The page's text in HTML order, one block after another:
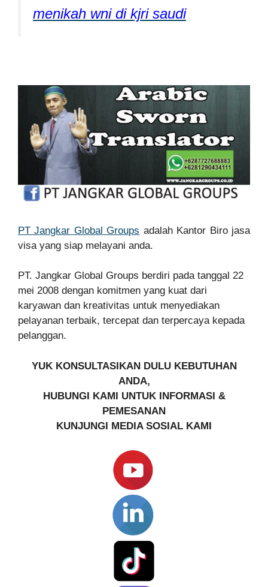
menikah wni di kjri saudi
PT Jangkar Global Groups adalah Kantor Biro jasa
visa yang siap melayani anda.
PT. Jangkar Global Groups berdiri pada tanggal 22
mei 2008 dengan komitmen yang kuat dari
karyawan dan kreativitas untuk menyediakan
pelayanan terbaik, tercepat dan terpercaya kepada
pelanggan.
YUK KONSULTASIKAN DULU KEBUTUHAN
ANDA,
HUBUNGI KAMI UNTUK INFORMASI &
PEMESANAN
KUNJUNGI MEDIA SOSIAL KAMI